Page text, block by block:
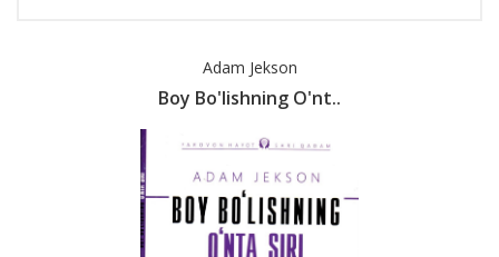
Adam Jekson
Boy Bo'lishning O'nt..